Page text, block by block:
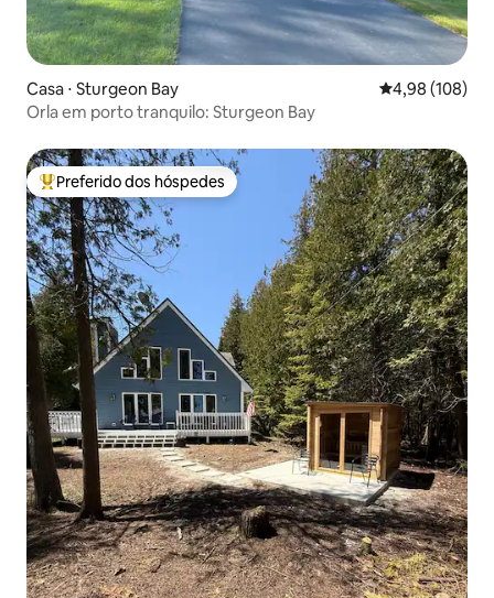
Casa ⋅ Sturgeon Bay 4,98 de uma
4,98 (108)
Orla em porto tranquilo: Sturgeon Bay
Entre os melhores preferidos dos hóspedes
Preferido dos hóspedes